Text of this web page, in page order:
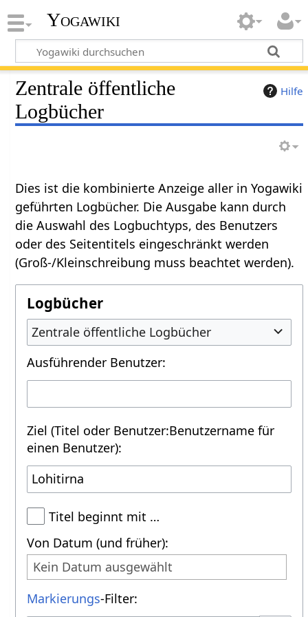
Yogawiki
Hilfe
Zentrale öffentliche
Logbücher
Dies ist die kombinierte Anzeige aller in Yogawiki
geführten Logbücher. Die Ausgabe kann durch
die Auswahl des Logbuchtyps, des Benutzers
oder des Seitentitels eingeschränkt werden
(Groß-/Kleinschreibung muss beachtet werden).
Logbücher
Zentrale öffentliche Logbücher
Ausführender Benutzer:
Ziel (Titel oder Benutzer:Benutzername für
einen Benutzer):
Titel beginnt mit …
Von Datum (und früher):
Kein Datum ausgewählt
Markierungs-Filter: